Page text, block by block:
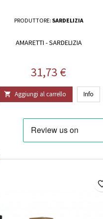
PRODUTTORE: SARDELIZIA
AMARETTI - SARDELIZIA
Prezzo
31,73 €
 Aggiungi al carrello Info